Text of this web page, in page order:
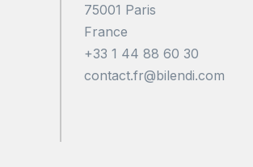
75001 Paris
France
+33 1 44 88 60 30
contact.fr@bilendi.com